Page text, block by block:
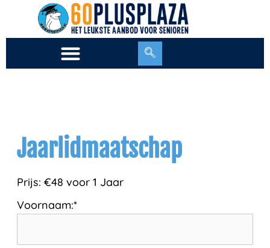
de
Jaarlidmaatschap
Prijs: €48 voor 1 Jaar
Voornaam:*